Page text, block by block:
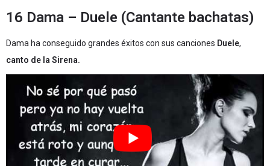
16 Dama – Duele (Cantante bachatas)
Dama ha conseguido grandes éxitos con sus canciones Duele,
canto de la Sirena.